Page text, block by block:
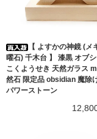
【 よすかの神鏡 (メ
曜石) 千木台 】 漆黒 オブ
こくようせき 天然ガラス
然石 限定品 obsidian 魔除
パワーストーン